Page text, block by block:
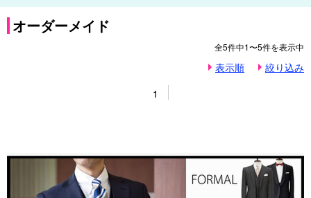
オーダーメイド
全5件中1〜5件を表示中
表示順
絞り込み
1